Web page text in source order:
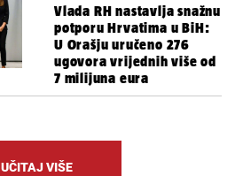
Vlada RH nastavlja snažnu
potporu Hrvatima u BiH:
U Orašju uručeno 276
ugovora vrijednih više od
7 milijuna eura
UČITAJ VIŠE